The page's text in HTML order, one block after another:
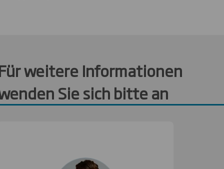
weitere Informationen
Sie sich bitte an